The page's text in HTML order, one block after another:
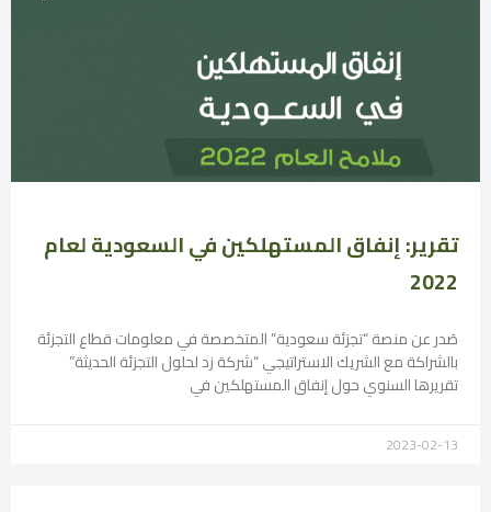
تقرير: إنفاق المستهلكين في السعودية لعام
2022
صَدر عن منصة “تجزئة سعودية” المتخصصة في معلومات قطاع التجزئة
بالشراكة مع الشريك الاستراتيجي “شركة زد لحلول التجزئة الحديثة”
تقريرها السنوي حول إنفاق المستهلكين في
2023-02-13